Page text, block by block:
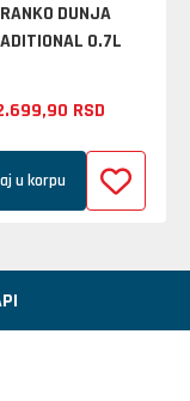
DUNJA
0.7L
90 RSD
u korpu